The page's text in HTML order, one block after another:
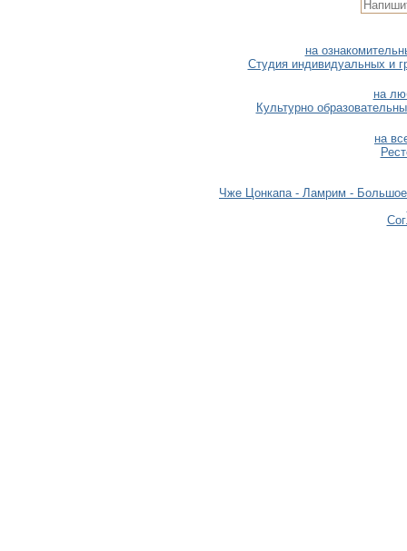
на
Студия индивидуальных и
на
Культурно
на
Чже Цонкапа - Ламрим - Большое